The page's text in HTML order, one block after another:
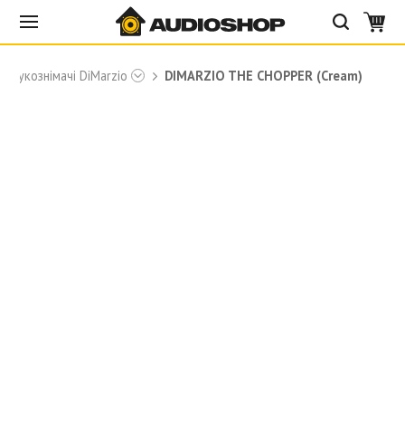
Звукознімачі DiMarzio DIMARZIO THE CHOPPER (Cream)